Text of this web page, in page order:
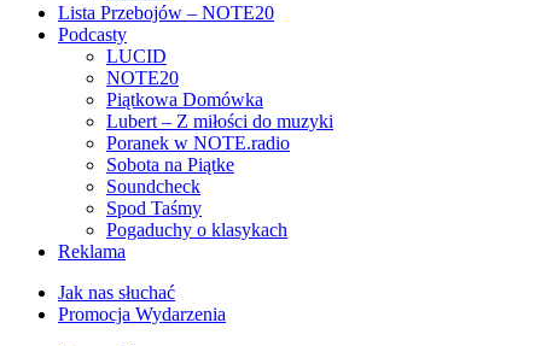
Lista Przebojów – NOTE20
Podcasty
LUCID
NOTE20
Piątkowa Domówka
Lubert – Z miłości do muzyki
Poranek w NOTE.radio
Sobota na Piątke
Soundcheck
Spod Taśmy
Pogaduchy o klasykach
Reklama
Jak nas słuchać
Promocja Wydarzenia